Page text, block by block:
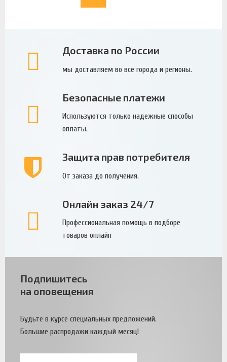
Доставка по России
мы доставляем во все города и регионы.
Безопасные платежи
Используются только надежные способы
оплаты.
Защита прав потребителя
От заказа до получения.
Онлайн заказ 24/7
Профессиональная помощь в подборе
товаров онлайн
Подпишитесь
на оповещения
Будьте в курсе специальных предложений.
Большие распродажи каждый месяц!